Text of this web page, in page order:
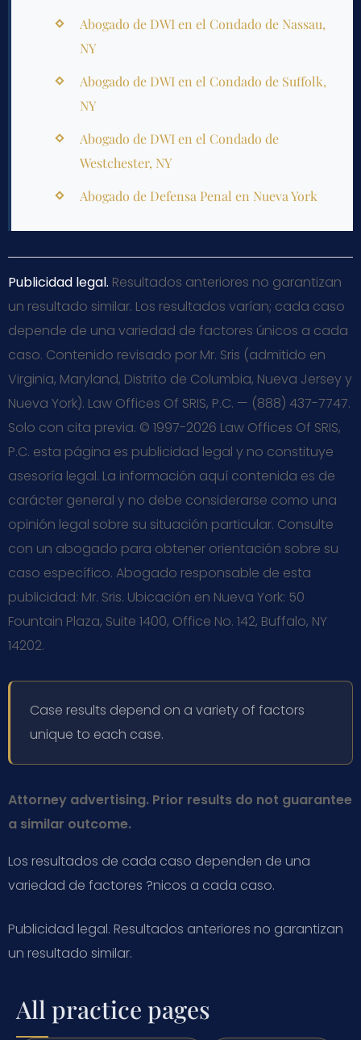
Abogado de DWI en el Condado de Nassau,
NY
Abogado de DWI en el Condado de Suffolk,
NY
Abogado de DWI en el Condado de
Westchester, NY
Abogado de Defensa Penal en Nueva York
Publicidad legal. Resultados anteriores no garantizan
un resultado similar. Los resultados varían; cada caso
depende de una variedad de factores únicos a cada
caso. Contenido revisado por Mr. Sris (admitido en
Virginia, Maryland, Distrito de Columbia, Nueva Jersey y
Nueva York). Law Offices Of SRIS, P.C. — (888) 437-7747.
Solo con cita previa. © 1997-2026 Law Offices Of SRIS,
P.C. esta página es publicidad legal y no constituye
asesoría legal. La información aquí contenida es de
carácter general y no debe considerarse como una
opinión legal sobre su situación particular. Consulte
con un abogado para obtener orientación sobre su
caso específico. Abogado responsable de esta
publicidad: Mr. Sris. Ubicación en Nueva York: 50
Fountain Plaza, Suite 1400, Office No. 142, Buffalo, NY
14202.
Case results depend on a variety of factors
unique to each case.
Attorney advertising. Prior results do not guarantee
a similar outcome.
Los resultados de cada caso dependen de una
variedad de factores ?nicos a cada caso.
Publicidad legal. Resultados anteriores no garantizan
un resultado similar.
All practice pages